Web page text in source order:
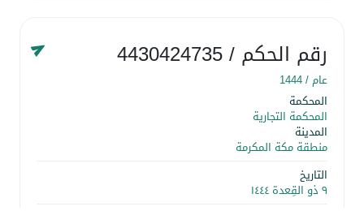
رقم الحكم/ 4430424735
عام /1444
المحكمة
المحكمة التجارية
المدينة
منطقة مكة المكرمة
التاريخ
٩ ذو القِعدة ١٤٤٤